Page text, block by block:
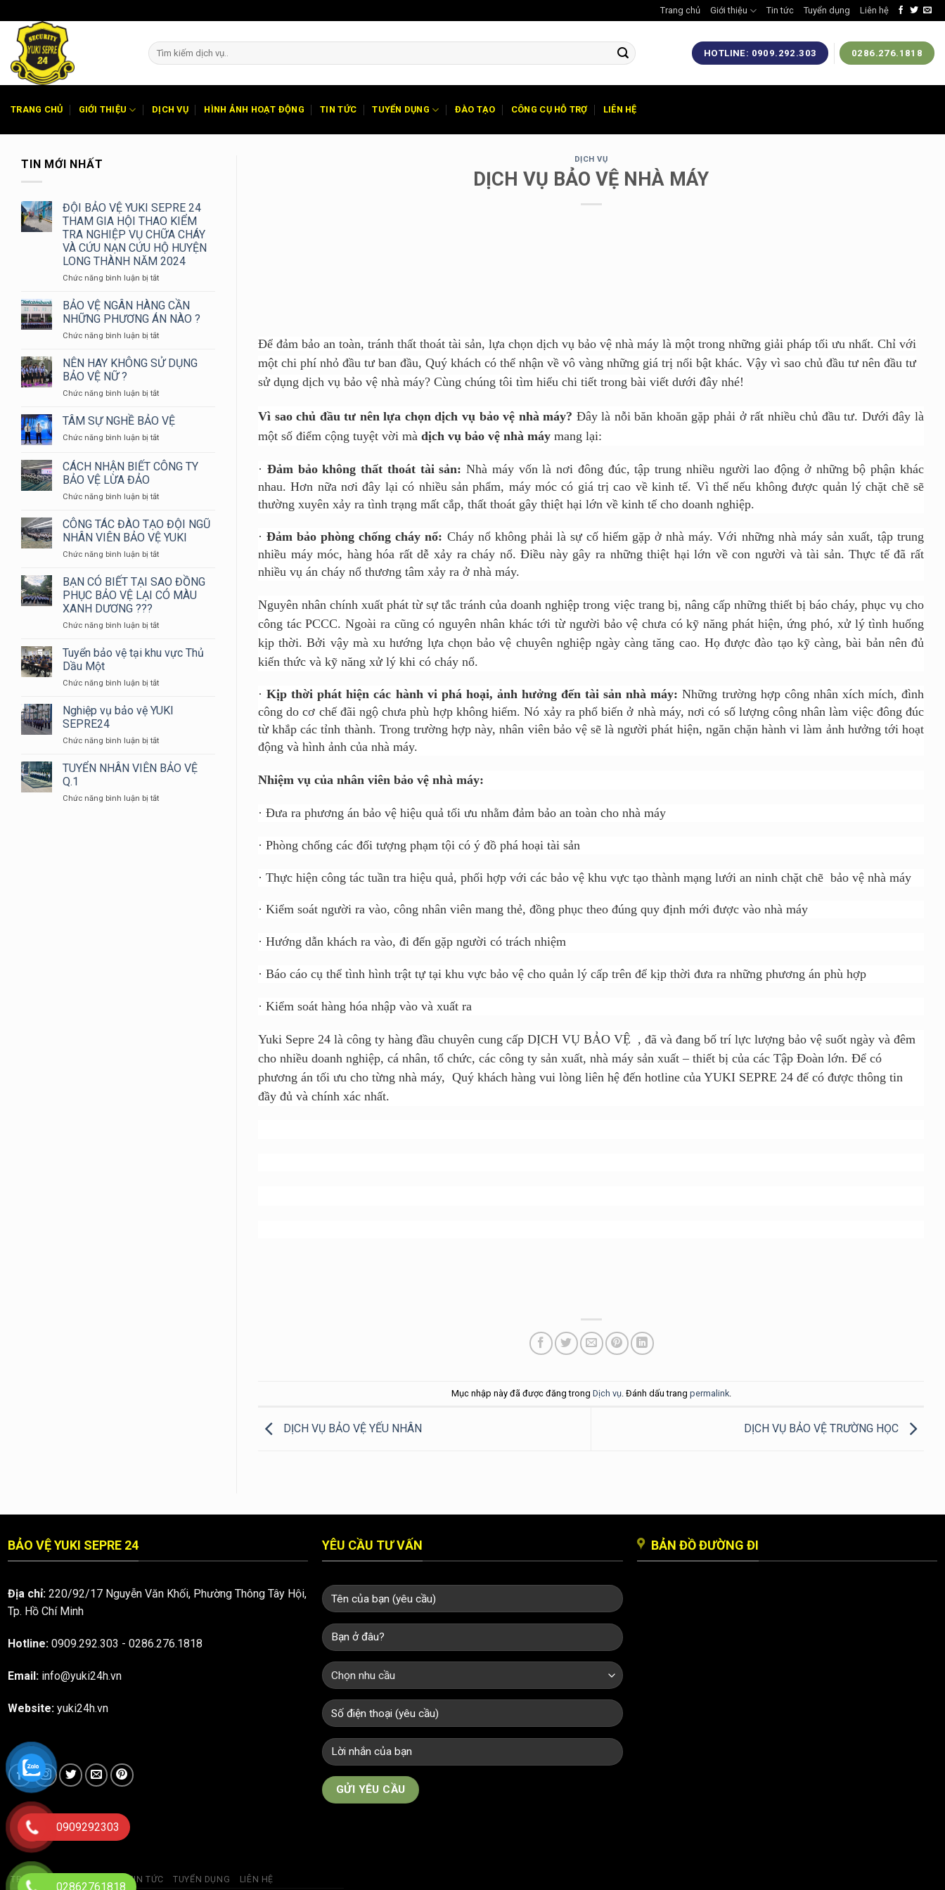
đến
dung
Trang chủ Giới thiệu Tin tức Tuyển dụng Liên hệ
HOTLINE: 0909.292.303 0286.276.1818
TRANG CHỦ GIỚI THIỆU DỊCH VỤ HÌNH ẢNH HOẠT ĐỘNG TIN TỨC TUYỂN DỤNG ĐÀO TẠO CÔNG CỤ HỖ TRỢ LIÊN HỆ
TIN MỚI NHẤT
ĐỘI BẢO VỆ YUKI SEPRE 24
THAM GIA HỘI THAO KIỂM
TRA NGHIỆP VỤ CHỮA CHÁY
VÀ CỨU NẠN CỨU HỘ HUYỆN
LONG THÀNH NĂM 2024
Chức năng bình luận bị tắtở
BẢO
VỆ
YUKI
SEPRE
THAM
THAO
TRA
CHÁY
HỘ
HUYỆN
LONG
NĂM
2024
BẢO VỆ NGÂN HÀNG CẦN
NHỮNG PHƯƠNG ÁN NÀO ?
Chức năng bình luận bị tắtở
VỆ
NGÂN
CẦN
PHƯƠNG
NÀO
NÊN HAY KHÔNG SỬ DỤNG
BẢO VỆ NỮ ?
Chức năng bình luận bị tắtở
HAY
KHÔNG
SỬ
BẢO
?
TÂM SỰ NGHỀ BẢO VỆ
Chức năng bình luận bị tắtở
SỰ
NGHỀ
VỆ
CÁCH NHẬN BIẾT CÔNG TY
BẢO VỆ LỪA ĐẢO
Chức năng bình luận bị tắtở
NHẬN
BIẾT
CÔNG
TY
VỆ
LỪA
CÔNG TÁC ĐÀO TẠO ĐỘI NGŨ
NHÂN VIÊN BẢO VỆ YUKI
Chức năng bình luận bị tắtở
TÁC
ĐÀO
TẠO
NGŨ
VIÊN
BẢO
YUKI
BẠN CÓ BIẾT TẠI SAO ĐỒNG
PHỤC BẢO VỆ LẠI CÓ MÀU
XANH DƯƠNG ???
Chức năng bình luận bị tắtở
BIẾT
SAO
PHỤC
LẠI
MÀU
???
Tuyển bảo vệ tại khu vực Thủ
Dầu Một
Chức năng bình luận bị tắtở
bảo
khu
Thủ
Nghiệp vụ bảo vệ YUKI
SEPRE24
Chức năng bình luận bị tắtở
vụ
YUKI
TUYỂN NHÂN VIÊN BẢO VỆ
Q.1
Chức năng bình luận bị tắtở
DỊCH VỤ
DỊCH VỤ BẢO VỆ NHÀ MÁY
Để đảm bảo an toàn, tránh thất thoát tài sản, lựa chọn dịch vụ bảo vệ nhà máy là một trong những giải pháp tối ưu nhất. Chỉ với
một chi phí nhỏ đầu tư ban đầu, Quý khách có thể nhận về vô vàng những giá trị nổi bật khác. Vậy vì sao chủ đầu tư nên đầu tư
sử dụng dịch vụ bảo vệ nhà máy? Cùng chúng tôi tìm hiểu chi tiết trong bài viết dưới đây nhé!
Vì sao chủ đầu tư nên lựa chọn dịch vụ bảo vệ nhà máy? Đây là nỗi băn khoăn gặp phải ở rất nhiều chủ đầu tư. Dưới đây là
một số điểm cộng tuyệt vời mà dịch vụ bảo vệ nhà máy mang lại:
· Đảm bảo không thất thoát tài sản:Nhà máy vốn là nơi đông đúc, tập trung nhiều người lao động ở những bộ phận khác
nhau. Hơn nữa nơi đây lại có nhiều sản phẩm, máy móc có giá trị cao về kinh tế. Vì thế nếu không được quản lý chặt chẽ sẽ
thường xuyên xảy ra tình trạng mất cắp, thất thoát gây thiệt hại lớn về kinh tế cho doanh nghiệp.
·Đảm bảo phòng chống cháy nổ: Cháy nổ không phải là sự cố hiếm gặp ở nhà máy. Với những nhà máy sản xuất, tập trung
nhiều máy móc, hàng hóa rất dễ xảy ra cháy nổ. Điều này gây ra những thiệt hại lớn về con người và tài sản. Thực tế đã rất
nhiều vụ án cháy nổ thương tâm xảy ra ở nhà máy.
Nguyên nhân chính xuất phát từ sự tắc tránh của doanh nghiệp trong việc trang bị, nâng cấp những thiết bị báo cháy, phục vụ cho
công tác PCCC. Ngoài ra cũng có nguyên nhân khác tới từ người bảo vệ chưa có kỹ năng phát hiện, ứng phó, xử lý tình huống
kịp thời. Bởi vậy mà xu hướng lựa chọn bảo vệ chuyên nghiệp ngày càng tăng cao. Họ được đào tạo kỹ càng, bài bản nên đủ
kiến thức và kỹ năng xử lý khi có cháy nổ.
·Kịp thời phát hiện các hành vi phá hoại, ảnh hưởng đến tài sản nhà máy:Những trường hợp công nhân xích mích, đình
công do cơ chế đãi ngộ chưa phù hợp không hiếm. Nó xảy ra phổ biến ở nhà máy, nơi có số lượng công nhân làm việc đông đúc
từ khắp các tỉnh thành. Trong trường hợp này, nhân viên bảo vệ sẽ là người phát hiện, ngăn chặn hành vi làm ảnh hưởng tới hoạt
động và hình ảnh của nhà máy.
Nhiệm vụ của nhân viên bảo vệ nhà máy:
· Đưa ra phương án bảo vệ hiệu quả tối ưu nhằm đảm bảo an toàn cho nhà máy
· Phòng chống các đối tượng phạm tội có ý đồ phá hoại tài sản
· Thực hiện công tác tuần tra hiệu quả, phối hợp với các bảo vệ khu vực tạo thành mạng lưới an ninh chặt chẽ bảo vệ nhà máy
· Kiểm soát người ra vào, công nhân viên mang thẻ, đồng phục theo đúng quy định mới được vào nhà máy
· Hướng dẫn khách ra vào, đi đến gặp người có trách nhiệm
· Báo cáo cụ thể tình hình trật tự tại khu vực bảo vệ cho quản lý cấp trên để kịp thời đưa ra những phương án phù hợp
· Kiểm soát hàng hóa nhập vào và xuất ra
Yuki Sepre 24 là công ty hàng đầu chuyên cung cấp DỊCH VỤ BẢO VỆ , đã và đang bố trí lực lượng bảo vệ suốt ngày và đêm
cho nhiều doanh nghiệp, cá nhân, tổ chức, các công ty sản xuất, nhà máy sản xuất – thiết bị của các Tập Đoàn lớn. Để có
phương án tối ưu cho từng nhà máy, Quý khách hàng vui lòng liên hệ đến hotline của YUKI SEPRE 24 để có được thông tin
đầy đủ và chính xác nhất.
Mục nhập này đã được đăng trong Dịch vụ. Đánh dấu trang permalink.
DỊCH VỤ BẢO VỆ YẾU NHÂN DỊCH VỤ BẢO VỆ TRƯỜNG HỌC
BẢO VỆ YUKI SEPRE 24
Địa chỉ:220/92/17 Nguyễn Văn Khối, Phường Thông Tây Hội,
Tp. Hồ Chí Minh
Hotline: 0909.292.303 - 0286.276.1818
Email: info@yuki24h.vn
Website: yuki24h.vn
YÊU CẦU TƯ VẤN BẢN ĐỒ ĐƯỜNG ĐI
TRANG CHỦ TIN TỨC TUYỂN DỤNG LIÊN HỆ
0909292303
02862761818